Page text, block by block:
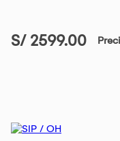
S/ 2599.00